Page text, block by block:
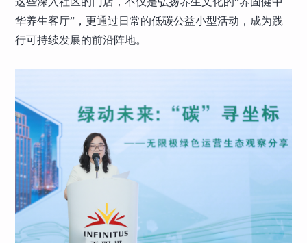
华养生客厅”，更通过日常的低碳公益小型活动，成为践
行可持续发展的前沿阵地。